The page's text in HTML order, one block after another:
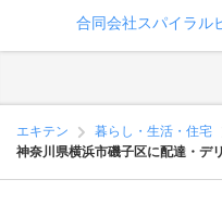
合同会社スパイラル
エキテン 暮らし・生活・住宅
神奈川県横浜市磯子区に配達・デ